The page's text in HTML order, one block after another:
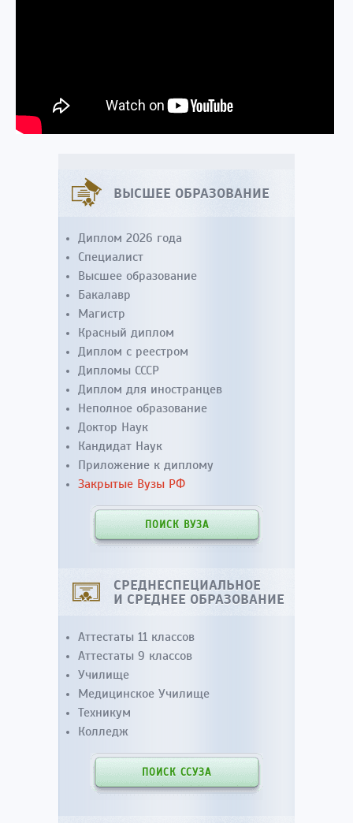
ВЫСШЕЕ ОБРАЗОВАНИЕ
Диплом 2026 года
Специалист
Высшее образование
Бакалавр
Магистр
Красный диплом
Диплом с реестром
Дипломы СССР
Диплом для иностранцев
Неполное образование
Доктор Наук
Кандидат Наук
Приложение к диплому
Закрытые Вузы РФ
ПОИСК ВУЗА
СРЕДНЕСПЕЦИАЛЬНОЕ
И СРЕДНЕЕ ОБРАЗОВАНИЕ
Аттестаты 11 классов
Аттестаты 9 классов
Училище
Медицинское Училище
Техникум
Колледж
ПОИСК ССУЗА